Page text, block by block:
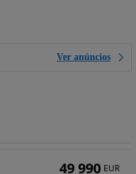
Ver anúncios
49 990 EUR